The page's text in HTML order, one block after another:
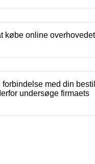
købe online
med din
undersøge firmaets